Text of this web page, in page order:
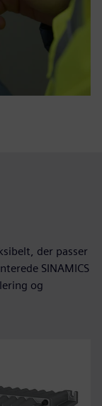
der passer
SINAMICS
og